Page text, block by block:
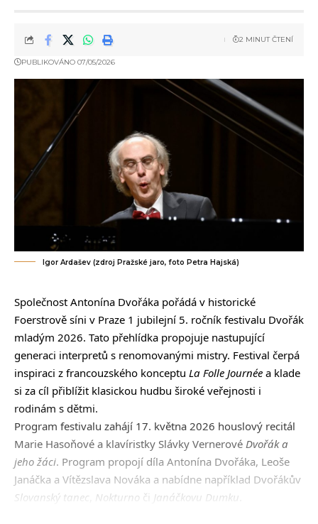
PUBLIKOVÁNO 07/05/2026
2 MINUT ČTENÍ
Igor Ardašev (zdroj Pražské jaro, foto Petra Hajská)
Společnost Antonína Dvořáka pořádá v historické
Foerstrově síni v Praze 1 jubilejní 5. ročník festivalu Dvořák
mladým 2026. Tato přehlídka propojuje nastupující
generaci interpretů s renomovanými mistry. Festival čerpá
inspiraci z francouzského konceptu La Folle Journée a klade
si za cíl přiblížit klasickou hudbu široké veřejnosti i
rodinám s dětmi.
Program festivalu zahájí 17. května 2026 houslový recitál
Marie Hasoňové a klavíristky Slávky Vernerové Dvořák a
jeho žáci. Program propojí díla Antonína Dvořáka, Leoše
Janáčka a Vítězslava Nováka a nabídne například Dvořákův
Slovanský tanec Nokturno či Janáčkovu Dumku